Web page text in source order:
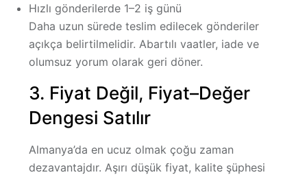
Hızlı gönderilerde 1–2 iş günü
Daha uzun sürede teslim edilecek gönderiler
açıkça belirtilmelidir. Abartılı vaatler, iade ve
olumsuz yorum olarak geri döner.
3. Fiyat Değil, Fiyat–Değer
Dengesi Satılır
Almanya’da en ucuz olmak çoğu zaman
dezavantajdır. Aşırı düşük fiyat, kalite şüphesi